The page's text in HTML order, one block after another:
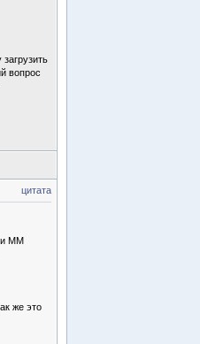
вопрос
цитата
и ММ
же это